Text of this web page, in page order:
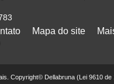
Mapa do site
Copyright© Dellabruna (Lei 9610 de